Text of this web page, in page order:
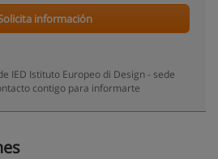
información
IED Istituto Europeo di Design - sede
contigo para informarte